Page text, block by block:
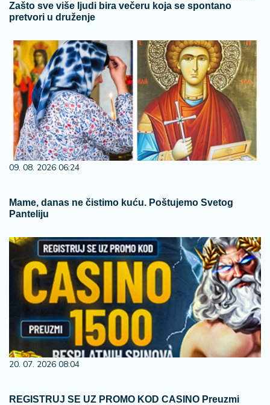
Zašto sve više ljudi bira večeru koja se spontano
pretvori u druženje
09. 08. 2026 06:24
Mame, danas ne čistimo kuću. Poštujemo Svetog
Panteliju
20. 07. 2026 08:04
REGISTRUJ SE UZ PROMO KOD CASINO Preuzmi